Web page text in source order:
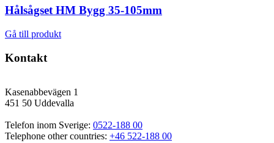
Hålsågset HM Bygg 35-105mm
Gå till produkt
Kontakt
Kasenabbevägen 1
451 50 Uddevalla
Telefon inom Sverige: 0522-188 00
Telephone other countries: +46 522-188 00